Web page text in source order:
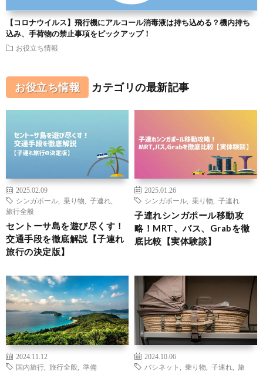
【コロナウイルス】飛行機にアルコール消毒液は持ち込める？機内持ち
込み、手荷物の禁止事項をピックアップ！
お役立ち情報
お役立ち情報 カテゴリの最新記事
2025.02.09
シンガポール
乗り物 子連れ
旅行全般
セントーサ島を遊び尽くす！
交通手段を徹底解説【子連れ
旅行の決定版】
2025.01.26
シンガポール
乗り物 子連れ
子連れシンガポール移動攻
略！MRT、バス、Grabを徹
底比較【実体験談】
2024.11.12
国内旅行
旅行全般 準備
2024.10.06
バシネット
乗り物 子連れ
旅